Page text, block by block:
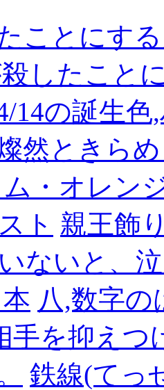
ことにす
したこと
14の誕生
然ときら
・オレン
ト 親王飾
ないと、
八,数字
手を抑えつ
鉄線(てっ